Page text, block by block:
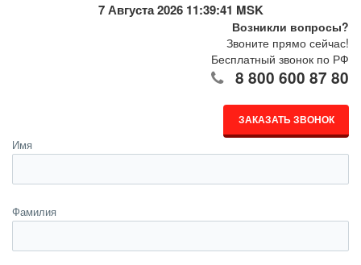
7 Августа 2026 11:39:41 MSK
Возникли вопросы?
Звоните прямо сейчас!
Бесплатный звонок по РФ
8 800 600 87 80
ЗАКАЗАТЬ ЗВОНОК
Имя
Фамилия